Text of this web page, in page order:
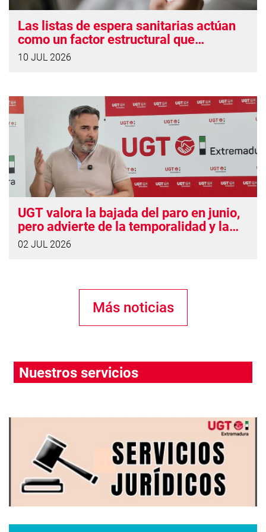
Las listas de espera sanitarias actúan
como un factor estructural que
prolonga las bajas laborales
10 JUL 2026
UGT valora la bajada del paro en junio,
pero advierte de la temporalidad y la
precariedad del empleo creado
02 JUL 2026
Más noticias
Nuestros servicios